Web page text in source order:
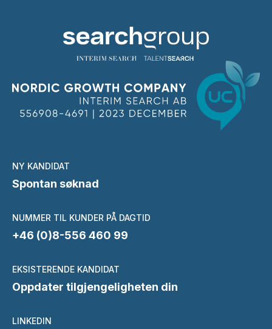
NY KANDIDAT
Spontan søknad
NUMMER TIL KUNDER PÅ DAGTID
+46 (0)8-556 460 99
EKSISTERENDE KANDIDAT
Oppdater tilgjengeligheten din
LINKEDIN